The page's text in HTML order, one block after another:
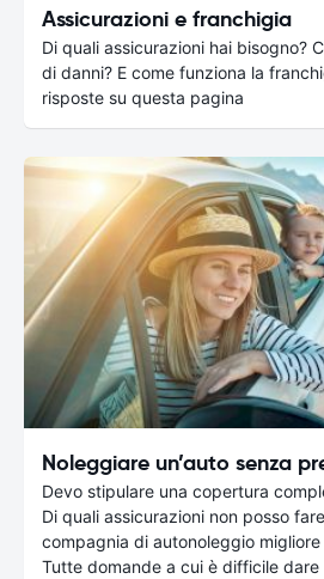
Assicurazioni e franchigia
Di quali assicurazioni hai bisogno?
di danni? E come funziona la
risposte su questa pagina
Noleggiare un’auto senza
Devo stipulare una copertura
Di quali assicurazioni non posso
compagnia di autonoleggio
Tutte domande a cui è difficile